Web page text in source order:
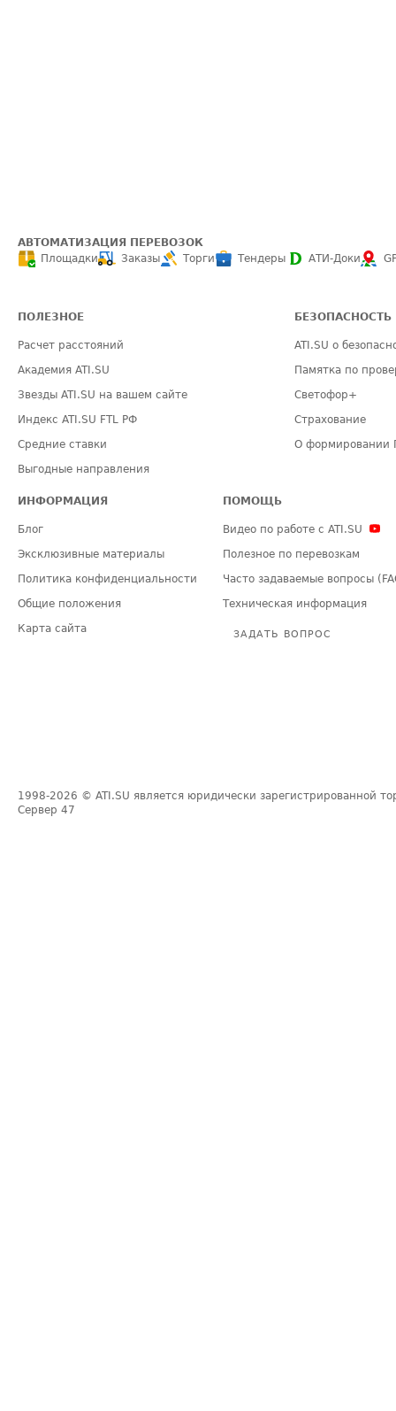
АВТОМАТИЗАЦИЯ ПЕРЕВОЗОК
Площадки
Заказы Торги Тендеры АТИ-Доки
ПОЛЕЗНОЕ
Расчет расстояний
Академия ATI.SU
Звезды ATI.SU на вашем сайте
Индекс ATI.SU FTL РФ
Средние ставки
Выгодные направления
БЕЗОПАСНОСТЬ
ATI.SU о
Памятка по
Светофор+
Страхование
О формировании
ИНФОРМАЦИЯ
Блог
Эксклюзивные материалы
Политика конфиденциальности
Общие положения
Карта сайта
ПОМОЩЬ
Видео по работе с ATI.SU
Полезное по перевозкам
Часто задаваемые вопросы
Техническая информация
ЗАДАТЬ ВОПРОС
1998-2026 © ATI.SU является юридически зарегистрированной
Сервер 47